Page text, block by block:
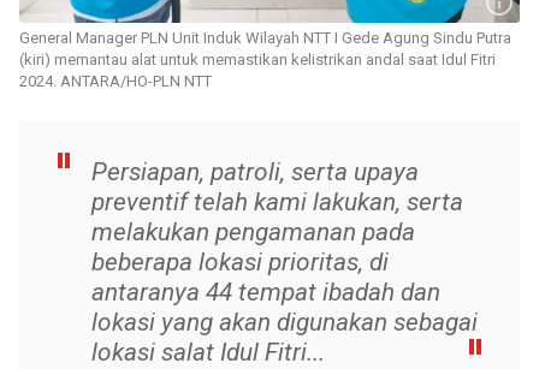
General Manager PLN Unit Induk Wilayah NTT I Gede Agung Sindu Putra
(kiri) memantau alat untuk memastikan kelistrikan andal saat Idul Fitri
2024. ANTARA/HO-PLN NTT
Persiapan, patroli, serta upaya
preventif telah kami lakukan, serta
melakukan pengamanan pada
beberapa lokasi prioritas, di
antaranya 44 tempat ibadah dan
lokasi yang akan digunakan sebagai
lokasi salat Idul Fitri...